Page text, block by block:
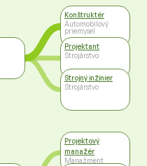
Konštruktér
Automobilový
priemysel
Projektant
Strojárstvo
Strojný inžinier
Strojárstvo
Projektový
manažér
Manažment